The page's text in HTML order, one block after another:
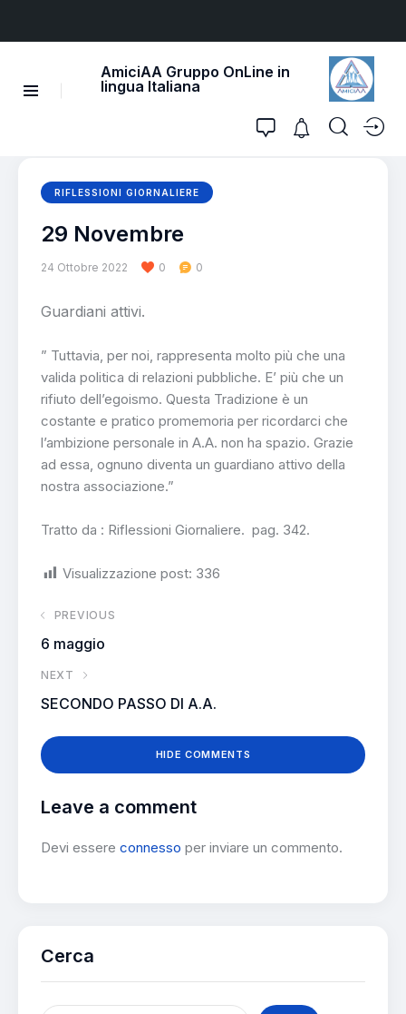
AmiciAA Gruppo OnLine in
lingua Italiana
RIFLESSIONI GIORNALIERE
29 Novembre
24 Ottobre 2022 0 0
Guardiani attivi.
” Tuttavia, per noi, rappresenta molto più che una
valida politica di relazioni pubbliche. E’ più che un
rifiuto dell’egoismo. Questa Tradizione è un
costante e pratico promemoria per ricordarci che
l’ambizione personale in A.A. non ha spazio. Grazie
ad essa, ognuno diventa un guardiano attivo della
nostra associazione.”
Tratto da : Riflessioni Giornaliere. pag. 342.
Visualizzazione post: 336
PREVIOUS
6 maggio
NEXT
SECONDO PASSO DI A.A.
HIDE COMMENTS
Leave a comment
Devi essere connesso per inviare un commento.
Cerca